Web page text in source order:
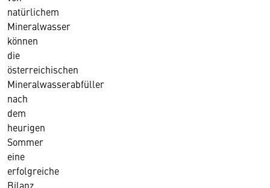
natürlichem
Mineralwasser
können
die
österreichischen
Mineralwasserabfüller
nach
dem
heurigen
Sommer
eine
erfolgreiche
Bilanz